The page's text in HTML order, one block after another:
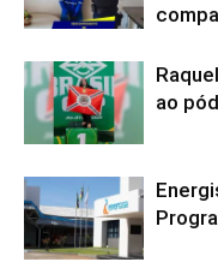
ao